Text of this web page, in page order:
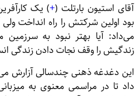
آقای استیون بارتلت (+
بود اولین شرکتش را راه انداخت
می‌داد: آیا بهتر نبود به
زندگ‍یش را وقف نجات دادن زندگی
این دغدغه ذهنی چندسالی آزارش
داد تا در مراسمی معنوی به